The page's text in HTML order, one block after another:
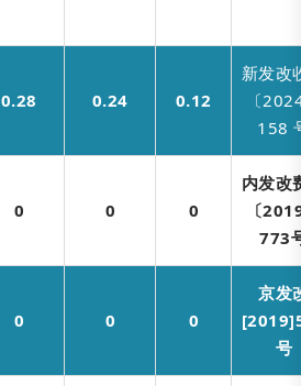
0.28 0.24 0.12
新发改
〔
158
0 0 0
内发改
〔
773
0 0 0
京发
号